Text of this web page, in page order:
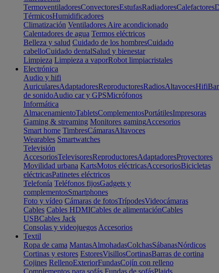
TermoventiladoresConvectoresEstufasRadiadoresCalefactores
TérmicosHumidificadores
Climatización Ventiladores Aire acondicionado
Calentadores de agua Termos eléctricos
Belleza y salud Cuidado de los hombresCuidado
cabelloCuidado dentalSalud y bienestar
Limpieza Limpieza a vaporRobot limpiacristales
Electrónica
Audio y hifi
AuricularesAdaptadoresReproductoresRadiosAltavocesHifi
de sonidoAudio car y GPSMicrófonos
Informática
AlmacenamientoTabletsComplementosPortátilesImpresoras
Gaming & streaming Monitores gamingAccesorios
Smart home TimbresCámarasAltavoces
Wearables Smartwatches
Televisión
AccesoriosTelevisoresReproductoresAdaptadoresProyectores
Movilidad urbana KartsMotos eléctricasAccesoriosBicicletas
eléctricasPatinetes eléctricos
Telefonía Teléfonos fijosGadgets y
complementosSmartphones
Foto y vídeo Cámaras de fotosTrípodesVideocámaras
Cables Cables HDMICables de alimentaciónCables
USBCables Jack
Consolas y videojuegos Accesorios
Textil
Ropa de cama MantasAlmohadasColchasSábanasNórdicos
Cortinas y estores EstoresVisillosCortinasBarras de cortina
Cojines RellenoExteriorFundasCojín con relleno
Complementos para sofás Fundas de sofásPlaids